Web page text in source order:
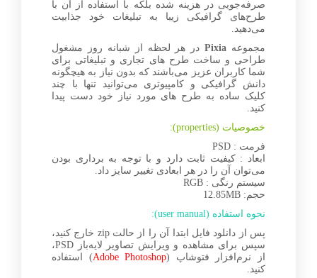
صرفه‌جویی در هزینه شده بلکه با استفاده از آن با
طرح‌های گرافیکی زیبا به تبلیغات خود جذابیت
می‌‌دهید.
مجموعه Pixia در هر لحظه از شبانه روز مشغول
طراحی و ساخت طرح های تجاری و تبلیغاتی برای
شما کاربران عزیز می‌باشند که بدون نیاز به هیچگونه
دانش گرافیکی و کامپیوتری می‌توانید تنها با چند
کلیک ساده به طرح های مورد نیاز خود دست پیدا
کنید.
خصوصیات (properties):
فرمت : PSD
ابعاد : کیفیت ثابت دارد و با توجه به برداری بودن
می‌توان آن را در هر ابعادی تغییر سایز داد.
سیستم رنگی : RGB
حجم: 12.85MB
نحوه استفاده (user manual):
پس از دانلود فایل ابتدا آن را از حالت zip خارج کنید،
سپس برای مشاهده و ویرایش تصاویر لایه‌باز PSD،
از نرم‌افزار فتوشاپ (Adobe Photoshop) استفاده
کنید.